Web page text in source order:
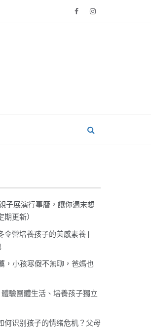
子展演行事曆，讓你週末想
更新）
令營培養孩子的美感素養 |
，小孩寒假不無聊，爸媽也
驗團體生活、培養孩子獨立
何识别孩子的情绪危机？父母